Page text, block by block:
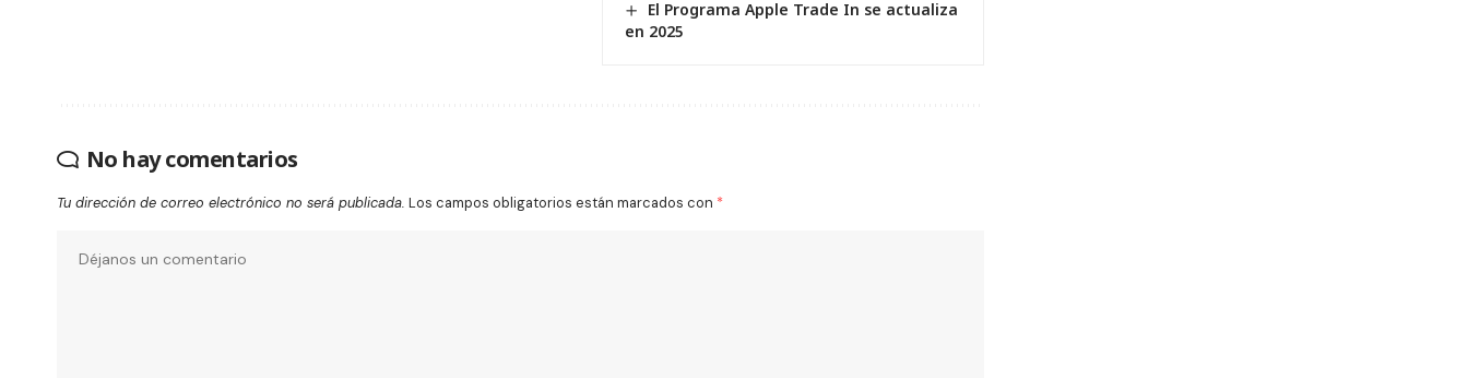
El Programa Apple Trade In se actualiza
en 2025
No hay comentarios
Tu dirección de correo electrónico no será publicada. Los campos obligatorios están marcados con *